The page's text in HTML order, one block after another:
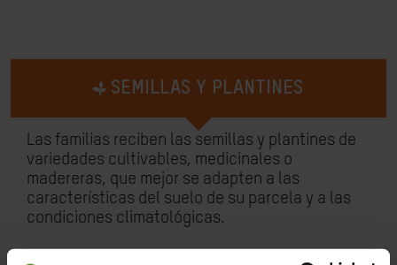
SEMILLAS Y PLANTINES
Las familias reciben las semillas y plantines de
variedades cultivables, medicinales o
madereras, que mejor se adapten a las
características del suelo de su parcela y a las
condiciones climatológicas.